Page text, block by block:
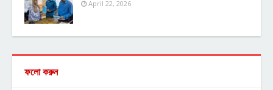
April 22, 2026
ফলো করুন